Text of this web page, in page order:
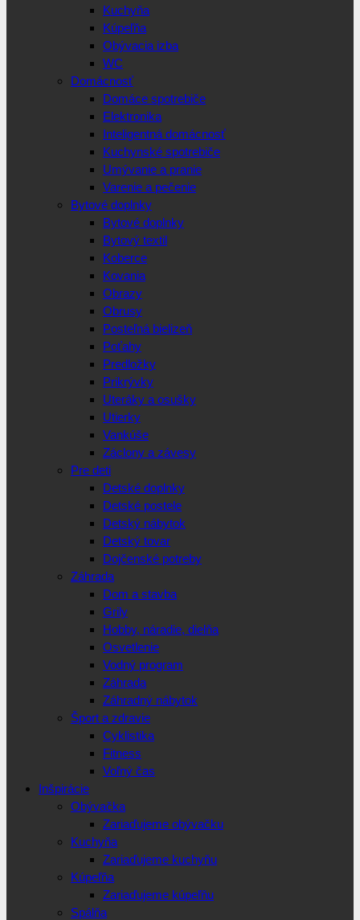
Kuchyňa
Kúpeľňa
Obývacia izba
WC
Domácnosť
Domáce spotrebiče
Elektronika
Inteligentná domácnosť
Kuchynské spotrebiče
Umývanie a pranie
Varenie a pečenie
Bytové doplnky
Bytové doplnky
Bytový textil
Koberce
Kovania
Obrazy
Obrusy
Posteľná bielizeň
Poťahy
Predložky
Prikrývky
Uteráky a osušky
Utierky
Vankúše
Záclony a závesy
Pre deti
Detské doplnky
Detské postele
Detský nábytok
Detský tovar
Dojčenské potreby
Záhrada
Dom a stavba
Grily
Hobby, náradie, dielňa
Osvetlenie
Vodný program
Záhrada
Záhradný nábytok
Šport a zdravie
Cyklistika
Fitness
Voľný čas
Inšpirácie
Obývačka
Zariaďujeme obývačku
Kuchyňa
Zariaďujeme kuchyňu
Kúpeľňa
Zariaďujeme kúpeľňu
Spálňa